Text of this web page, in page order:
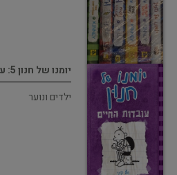
יומנו של חנון 5: עובדות החיים
ילדים ונוער